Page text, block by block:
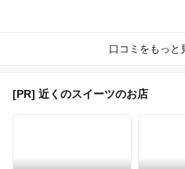
口コミをもっと
[PR] 近くのスイーツのお店